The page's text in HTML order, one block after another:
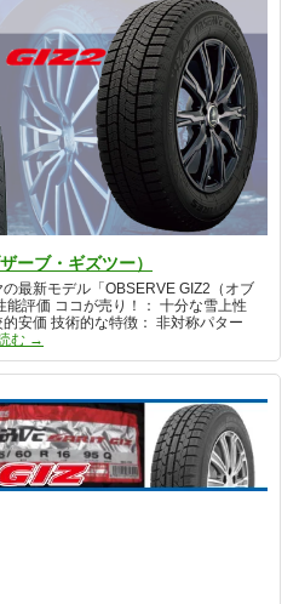
ーブ・ギズツー）
最新モデル「OBSERVE GIZ2（オブ
評価 ココが売り！： 十分な雪上性
安価 技術的な特徴： 非対称パター
む OBSERVE GIZ2（オブザーブ・ギズツー
→